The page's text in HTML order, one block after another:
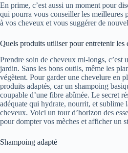
En prime, c’est aussi un moment pour
qui pourra vous conseiller les meilleures
à vos cheveux et vous suggérer de
Quels produits utiliser pour entretenir les
Prendre soin de cheveux mi-longs, c’est
jardin. Sans les bons outils, même les
végètent. Pour garder une chevelure en
produits adaptés, car un shampoing
coupable d’une fibre abîmée. Le secret
adéquate qui hydrate, nourrit, et sublime
cheveux. Voici un tour d’horizon des
pour dompter vos mèches et afficher un
Shampoing adapté